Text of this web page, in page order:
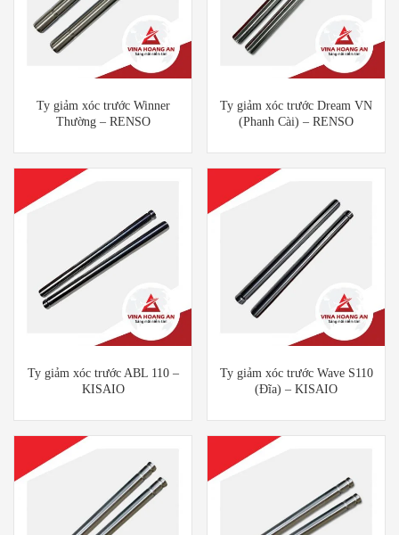
Ty giảm xóc trước Winner
Thường – RENSO
Ty giảm xóc trước Dream VN
(Phanh Cài) – RENSO
Ty giảm xóc trước ABL 110 –
KISAIO
Ty giảm xóc trước Wave S110
(Đĩa) – KISAIO